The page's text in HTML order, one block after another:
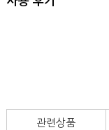
관련상품